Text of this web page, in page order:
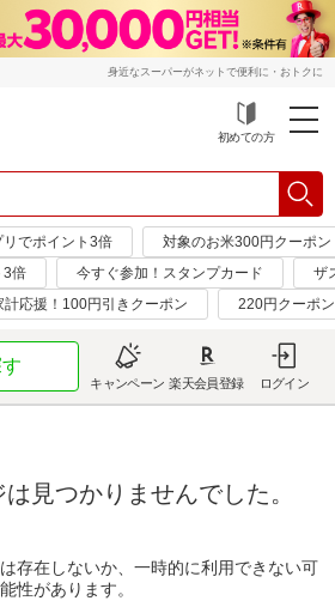
身近なスーパーがネットで便利に・おトクに
初めての方
でポイント3倍
対象のお米300円クーポン
3倍
今すぐ参加！スタンプカード
ザ
計応援！100円引きクーポン 220円クーポ
キャンペーン 楽天会員登録 ログイン
見つかりませんでした。
存在しないか、一時的に利用できない可
能性があります。